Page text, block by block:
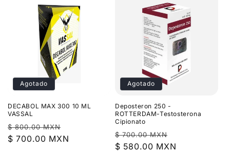
Agotado
DECABOL MAX 300 10 ML
VASSAL
Precio
habitual
$ 800.00 MXN
de
$ 700.00 MXN
Agotado
Deposteron 250 -
ROTTERDAM-Testosterona
Cipionato
Precio
habitual
$ 700.00 MXN
de
$ 580.00 MXN